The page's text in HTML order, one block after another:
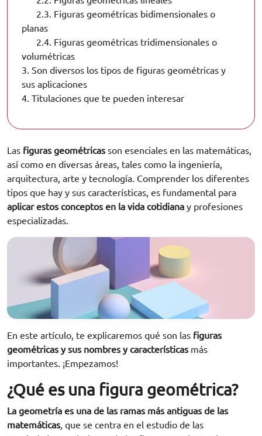
2.3. Figuras geométricas bidimensionales o
planas
2.4. Figuras geométricas tridimensionales o
volumétricas
3. Son diversos los tipos de figuras geométricas y
sus aplicaciones
4. Titulaciones que te pueden interesar
Las figuras geométricas son esenciales en las matemáticas,
así como en diversas áreas, tales como la ingeniería,
arquitectura, arte y tecnología. Comprender los diferentes
tipos que hay y sus características, es fundamental para
aplicar estos conceptos en la vida cotidiana y profesiones
especializadas.
En este artículo, te explicaremos qué son las figuras
geométricas y sus nombres y características más
importantes. ¡Empezamos!
¿Qué es una figura geométrica?
La geometría es una de las ramas más antiguas de las
matemáticas, que se centra en el estudio de las